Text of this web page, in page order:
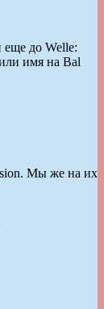
еще до Welle:
имя на Bal
Мы же на их